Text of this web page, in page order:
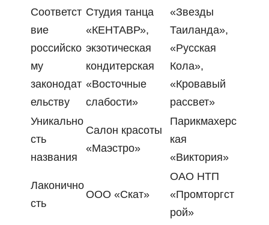
Соответст
вие
российско
му
законодат
ельству
Студия танца
«КЕНТАВР»,
экзотическая
кондитерская
«Восточные
слабости»
«Звезды
Таиланда»,
«Русская
Кола»,
«Кровавый
рассвет»
Уникально
сть
названия
Салон красоты
«Маэстро»
Парикмахерс
кая
«Виктория»
Лаконично
сть
ООО «Скат»
ОАО НТП
«Промторгст
рой»